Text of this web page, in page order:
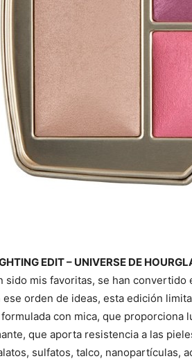
EDIT – UNIVERSE DE
sido mis favoritas, se han convertido
ese orden de ideas, esta edición
con mica, que proporciona
que aporta resistencia a las
sulfatos, talco, nanopartículas,